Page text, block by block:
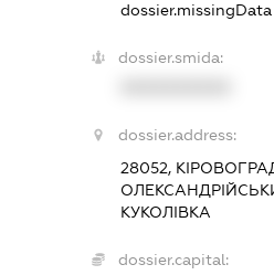
dossier.missingData
dossier.smida:
dossier.address:
28052,
КУКОЛІВКА
dossier.capital: